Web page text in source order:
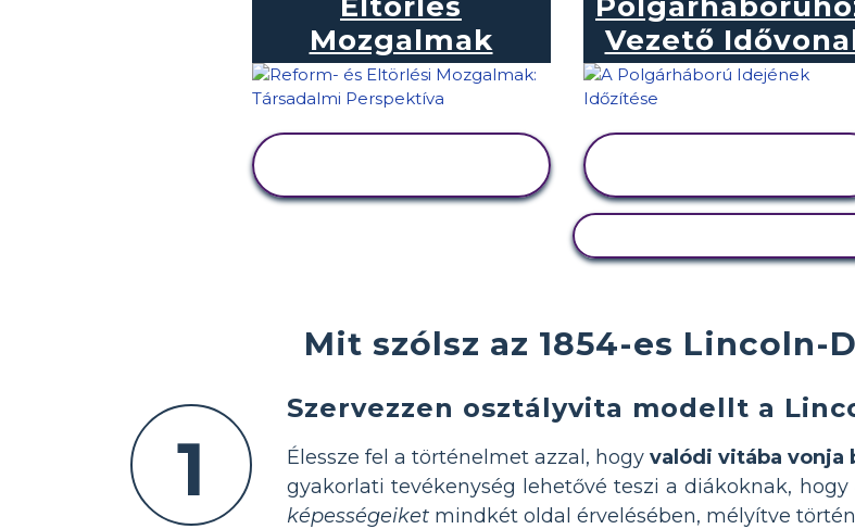
Mit szólsz az 1854-es Lincoln-
1
Szervezzen osztályvita modellt a
Élessze fel a történelmet azzal, hogy valódi vitába vonja
gyakorlati tevékenység lehetővé teszi a diákoknak, hogy
képességeiket mindkét oldal érvelésében, mélyítve
Mozgalmak
Vezető